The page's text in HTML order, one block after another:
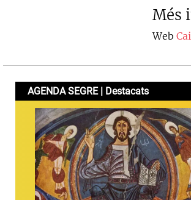
Més
Web
AGENDA SEGRE | Destacats